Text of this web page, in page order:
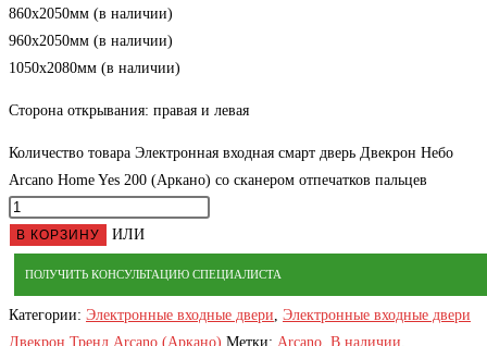
860х2050мм (в наличии)
960х2050мм (в наличии)
1050х2080мм (в наличии)
Сторона открывания: правая и левая
Количество товара Электронная входная смарт дверь Двекрон Небо
Arcano Home Yes 200 (Аркано) со сканером отпечатков пальцев
В КОРЗИНУ ИЛИ
ПОЛУЧИТЬ КОНСУЛЬТАЦИЮ СПЕЦИАЛИСТА
Категории: Электронные входные двери Электронные входные двери
Двекрон Тренд Arcano (Аркано) Метки: Arcano В наличии